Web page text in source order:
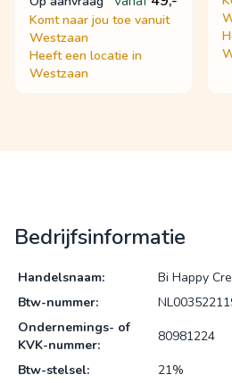
Komt naar jou toe vanuit
Westzaan
Heeft een locatie in
Westzaan
Bedrijfsinformatie
Handelsnaam:
Bi Happy
Btw-nummer:
Ondernemings- of
KVK-nummer:
80981224
Btw-stelsel:
21%